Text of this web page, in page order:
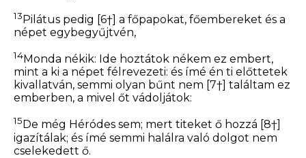
13Pilátus pedig [6†] a főpapokat, főembereket és a
népet egybegyűjtvén,
14Monda nékik: Ide hoztátok nékem ez embert,
mint a ki a népet félrevezeti: és ímé én ti előttetek
kivallatván, semmi olyan bűnt nem [7†] találtam ez
emberben, a mivel őt vádoljátok:
15 De még Héródes sem; mert titeket ő hozzá [8†]
igazítálak; és ímé semmi halálra való dolgot nem
cselekedett ő.